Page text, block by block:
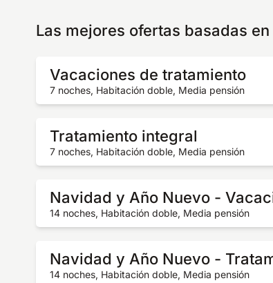
Las mejores ofertas basadas
Vacaciones de tratamiento
7 noches, Habitación doble, Media pensión
Tratamiento integral
7 noches, Habitación doble, Media pensión
Navidad y Año Nuevo -
14 noches, Habitación doble, Media pensión
Navidad y Año Nuevo -
14 noches, Habitación doble, Media pensión